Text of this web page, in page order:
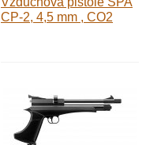
CP-2, 4,5 mm , CO2